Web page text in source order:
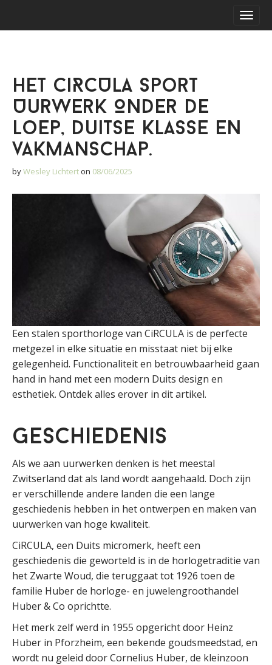
i
Het CiRCULA Sport
Uurwerk Onder de
Loep, Duitse klasse en
vakmanschap.
byWesley Lichterton 08/06/2025
Een stalen sporthorloge van CiRCULA is de perfecte
metgezel in elke situatie en misstaat niet bij elke
gelegenheid. Functionaliteit en betrouwbaarheid gaan
hand in hand met een modern Duits design en
esthetiek. Ontdek alles erover in dit artikel.
Geschiedenis
Als we aan uurwerken denken is het meestal
Zwitserland dat als land wordt aangehaald. Doch zijn
er verschillende andere landen die een lange
geschiedenis hebben in het ontwerpen en maken van
uurwerken van hoge kwaliteit.
CiRCULA, een Duits micromerk, heeft een
geschiedenis die geworteld is in de horlogetraditie van
het Zwarte Woud, die teruggaat tot 1926 toen de
familie Huber de horloge- en juwelengroothandel
Huber & Co oprichtte.
Het merk zelf werd in 1955 opgericht door Heinz
Huber in Pforzheim, een bekende goudsmeedstad, en
wordt nu geleid door Cornelius Huber, de kleinzoon